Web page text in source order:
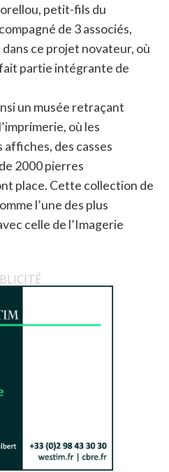
petit-fils du
de 3 associés,
ce projet novateur, où
fait partie intégrante de
un musée retraçant
où les
affiches, des casses
2000 pierres
place. Cette collection de
l’une des plus
celle de l’Imagerie